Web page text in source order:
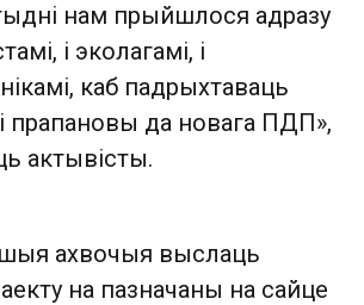
нам прыйшлося адразу
і эколагамі, і
каб падрыхтаваць
і прапановы да новага ПДП»,
актывісты.
ахвочыя выслаць
на пазначаны на сайце